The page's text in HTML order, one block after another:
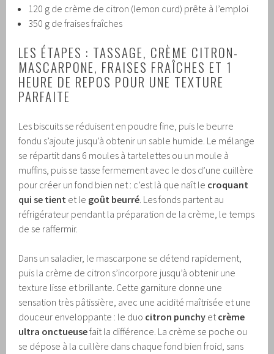
120 g de crème de citron (lemon curd) prête à l’emploi
350 g de fraises fraîches
LES ÉTAPES : TASSAGE, CRÈME CITRON-
MASCARPONE, FRAISES FRAÎCHES ET 1
HEURE DE REPOS POUR UNE TEXTURE
PARFAITE
Les biscuits se réduisent en poudre fine, puis le beurre
fondu s’ajoute jusqu’à obtenir un sable humide. Le mélange
se répartit dans 6 moules à tartelettes ou un moule à
muffins, puis se tasse fermement avec le dos d’une cuillère
pour créer un fond bien net : c’est là que naît le croquant
qui se tient et le goût beurré. Les fonds partent au
réfrigérateur pendant la préparation de la crème, le temps
de se raffermir.
Dans un saladier, le mascarpone se détend rapidement,
puis la crème de citron s’incorpore jusqu’à obtenir une
texture lisse et brillante. Cette garniture donne une
sensation très pâtissière, avec une acidité maîtrisée et une
douceur enveloppante : le duo citron punchy etcrème
ultra onctueusefait la différence. La crème se poche ou
se dépose à la cuillère dans chaque fond bien froid, sans